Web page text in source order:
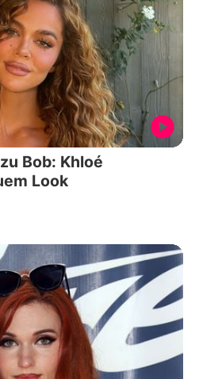
Bob: Khloé
Look